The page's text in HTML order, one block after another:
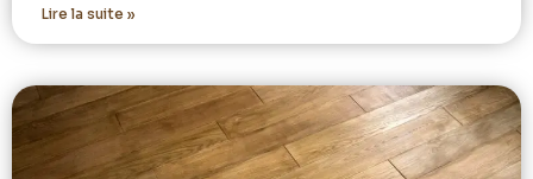
Lire la suite »